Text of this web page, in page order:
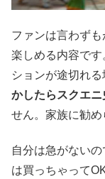
ファンは言わず
楽しめる内容で
ションが途切れる
かしたらスクエ
せん。家族に勧め
自分は急がない
は買っちゃって